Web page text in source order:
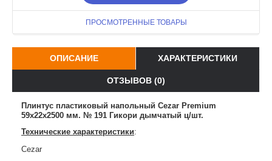
ПРОСМОТРЕННЫЕ ТОВАРЫ
ОПИСАНИЕ ХАРАКТЕРИСТИКИ
ОТЗЫВОВ (0)
Плинтус пластиковый напольный Cezar Premium
59х22x2500 мм. № 191 Гикори дымчатый ц/шт.
Технические характеристики:
Cezar